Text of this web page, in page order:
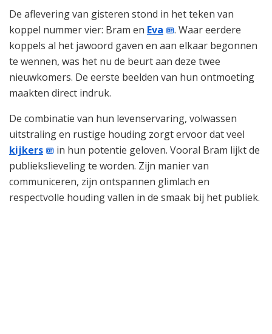
De aflevering van gisteren stond in het teken van
koppel nummer vier: Bram en Eva
. Waar eerdere
koppels al het jawoord gaven en aan elkaar begonnen
te wennen, was het nu de beurt aan deze twee
nieuwkomers. De eerste beelden van hun ontmoeting
maakten direct indruk.
De combinatie van hun levenservaring, volwassen
uitstraling en rustige houding zorgt ervoor dat veel
kijkers
in hun potentie geloven. Vooral Bram lijkt de
publiekslieveling te worden. Zijn manier van
communiceren, zijn ontspannen glimlach en
respectvolle houding vallen in de smaak bij het publiek.